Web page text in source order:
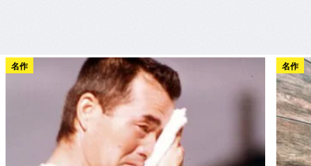
名作 名作